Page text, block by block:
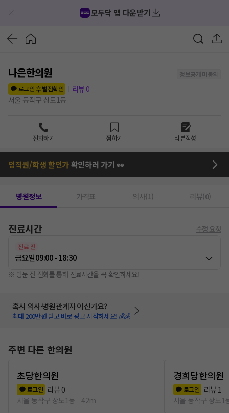
모두닥 앱 다운받기
나은한의원
정보공개 미동의
로그인 후 별점확인
리뷰 0
서울 동작구 상도1동
전화하기 찜하기 리뷰작성
임직원/학생 할인가확인하러 가기 👀
병원정보 가격표 의사(1) 리뷰(0)
진료시간 수정 요청
진료 전
금요일09:00 - 18:30
※ 방문 전 전화를 통해 진료시간을 꼭 확인하세요!
혹시 의사·병원관계자 이신가요?
최대 200만원 받고 바로 광고 시작하세요! 💰💰
주변 다른 한의원
초당한의원
로그인 리뷰 0
서울 동작구 상도1동
42m
경희당한의원
로그인 리뷰 1
서울 동작구 상도1